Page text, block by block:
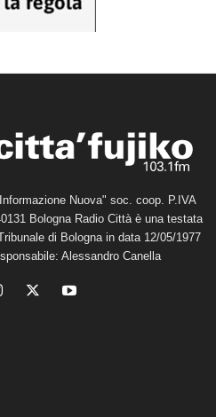
Nuova" soc. coop. P.IVA
Bologna Radio Città è una testata
di Bologna in data 12/05/1977
Alessandro Canella